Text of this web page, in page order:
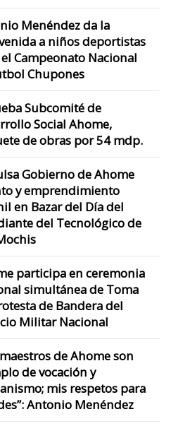
Menéndez da la
a niños deportistas
Campeonato Nacional
Chupones
Subcomité de
Social Ahome,
de obras por 54 mdp.
Gobierno de Ahome
y emprendimiento
en Bazar del Día del
del Tecnológico de
participa en ceremonia
simultánea de Toma
de Bandera del
Militar Nacional
de Ahome son
de vocación y
mis respetos para
Antonio Menéndez